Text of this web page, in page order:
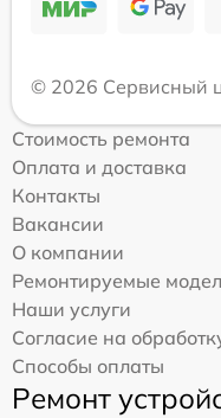
© 2026 Сервисный
Стоимость ремонта
Оплата и доставка
Контакты
Вакансии
О компании
Ремонтируемые
Наши услуги
Согласие на
Способы оплаты
Ремонт